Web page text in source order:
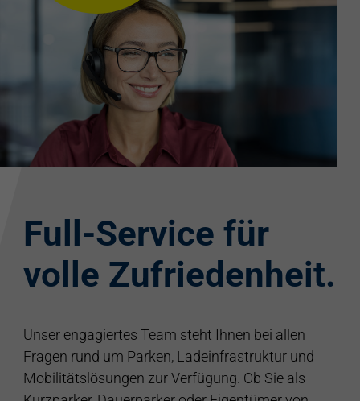
Full-Service für
volle Zufriedenheit.
Unser engagiertes Team steht Ihnen bei allen
Fragen rund um Parken, Ladeinfrastruktur und
Mobilitätslösungen zur Verfügung. Ob Sie als